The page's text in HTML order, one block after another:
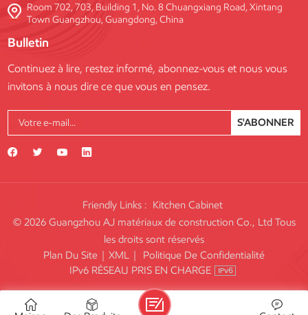
Room 702, 703, Building 1, No. 8 Chuangxiang Road, Xintang
Town Guangzhou, Guangdong, China
Bulletin
Continuez à lire, restez informé, abonnez-vous et nous vous
invitons à nous dire ce que vous en pensez.
S'ABONNER
Friendly Links : Kitchen Cabinet
© 2026 Guangzhou AJ matériaux de construction Co., Ltd Tous
les droits sont réservés
Plan Du Site | XML |
Politique De Confidentialité
IPv6 RÉSEAU PRIS EN CHARGE